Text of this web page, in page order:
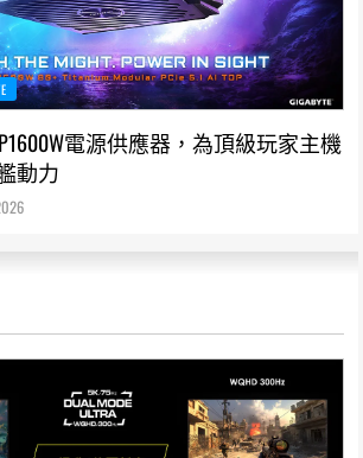
電源供應器，為頂級玩家主機
動力